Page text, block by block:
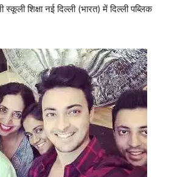
स्कूली शिक्षा नई दिल्ली (भारत) में दिल्ली पब्लिक